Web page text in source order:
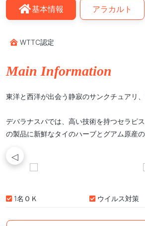
基本情報 アラカルト
WTTC認定
Main Information
東洋と西洋が出会う静寂のサンクチュアリ
デバラナスパでは、高い技術を持つセラピ
の製品に新鮮なタイのハーブとグアム原産
1名ＯＫ ウイルス対策